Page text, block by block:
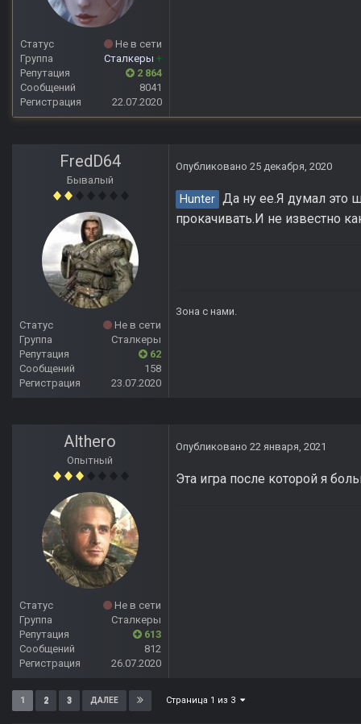
Статус
Не в сети
Группа
Сталкеры +
Репутация
2 864
Сообщений
8041
Регистрация
22.07.2020
FredD64
Бывалый
Статус
Не в сети
Группа
Сталкеры
Репутация
62
Сообщений
158
Регистрация
23.07.2020
Опубликовано 25 декабря, 2020
Hunter Да ну ее.Я думал это
прокачивать.И не известно
Зона с нами.
Althero
Опытный
Статус
Не в сети
Группа
Сталкеры
Репутация
613
Сообщений
812
Регистрация
26.07.2020
Опубликовано 22 января, 2021
Эта игра после которой я
1 2 3 ДАЛЕЕ Страница 1 из 3